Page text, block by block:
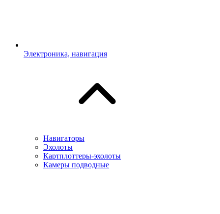
Электроника, навигация
Навигаторы
Эхолоты
Картплоттеры-эхолоты
Камеры подводные